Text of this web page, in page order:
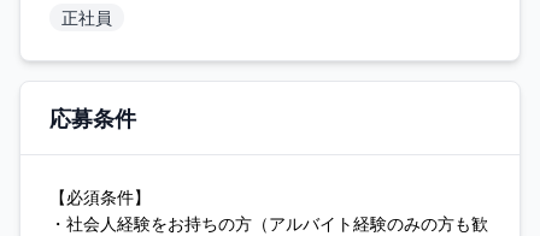
正社員
応募条件
【必須条件】
・社会人経験をお持ちの方（アルバイト経験のみの方も歓